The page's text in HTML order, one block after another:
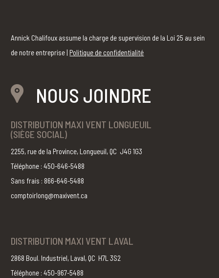
Annick Chalifoux assume la charge de supervision de la Loi 25 au sein
de notre entreprise |Politique de confidentialité
NOUS JOINDRE
DISTRIBUTION MAXI VENT LONGUEUIL
(SIÈGE SOCIAL)
2255, rue de la Province, Longueuil, QC J4G 1G3
Téléphone : 450-646-5488
Sans frais : 866-646-5488
comptoirlong@maxivent.ca
DISTRIBUTION MAXI VENT LAVAL
2868 Boul. Industriel, Laval, QC H7L 3S2
Téléphone : 450-967-5488